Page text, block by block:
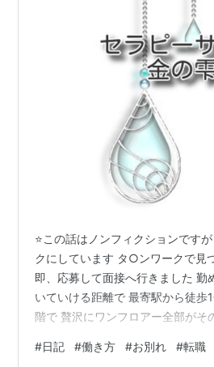
⭐この話はノンフィクションです
クにしています タ○ンワークで見
即、応募して面接へ行きました 勤
いていける距離で 最寄駅から徒歩
階で 贅沢にワンフロアー全部がそ
来ました、よろしくお願いいたし
#日記 #働き方 #お別れ #転職